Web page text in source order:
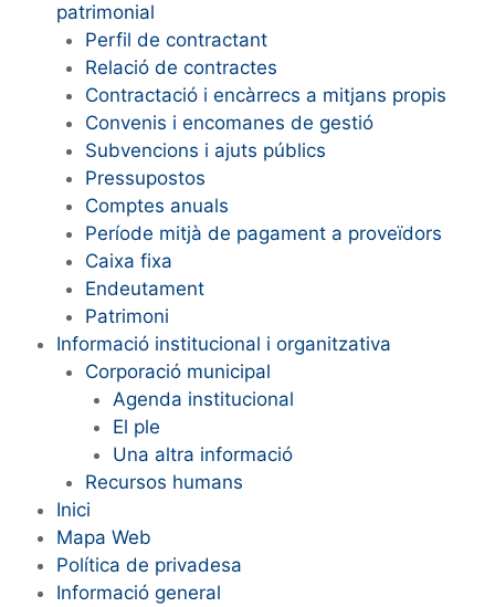
patrimonial
Perfil de contractant
Relació de contractes
Contractació i encàrrecs a mitjans propis
Convenis i encomanes de gestió
Subvencions i ajuts públics
Pressupostos
Comptes anuals
Període mitjà de pagament a proveïdors
Caixa fixa
Endeutament
Patrimoni
Informació institucional i organitzativa
Corporació municipal
Agenda institucional
El ple
Una altra informació
Recursos humans
Inici
Mapa Web
Política de privadesa
Informació general